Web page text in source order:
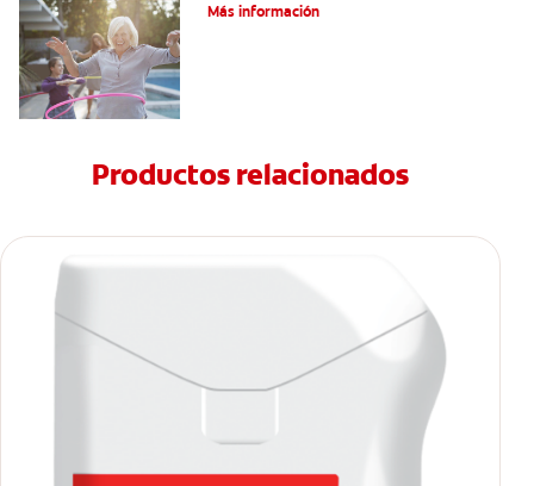
Más información
Productos relacionados